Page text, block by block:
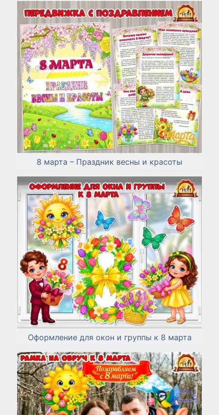
8 марта – Праздник весны и красоты
Оформление для окон и группы к 8 марта